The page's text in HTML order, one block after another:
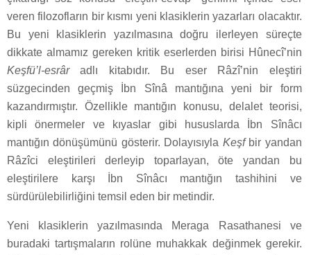
veren filozofların bir kısmı yeni klasiklerin yazarları olacaktır.
Bu yeni klasiklerin yazılmasına doğru ilerleyen süreçte
dikkate almamız gereken kritik eserlerden birisi Hûnecî’nin
Keşfü’l-esrâradlı kitabıdır. Bu eser Râzî’nin eleştiri
süzgecinden geçmiş İbn Sînâ mantığına yeni bir form
kazandırmıştır. Özellikle mantığın konusu, delalet teorisi,
kipli önermeler ve kıyaslar gibi hususlarda İbn Sînâcı
mantığın dönüşümünü gösterir. Dolayısıyla Keşfbir yandan
Râzîci eleştirileri derleyip toparlayan, öte yandan bu
eleştirilere karşı İbn Sînâcı mantığın tashihini ve
sürdürülebilirliğini temsil eden bir metindir.
Yeni klasiklerin yazılmasında Meraga Rasathanesi ve
buradaki tartışmaların rolüne muhakkak değinmek gerekir.